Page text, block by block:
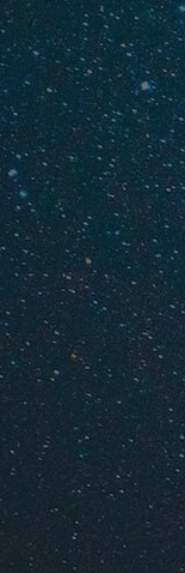
в
можно
море!
Ао Нанги
залива (
Параметр
днем
воды